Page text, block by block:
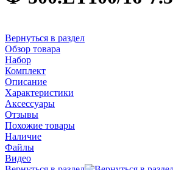
Вернуться в раздел
Обзор товара
Набор
Комплект
Описание
Характеристики
Аксессуары
Отзывы
Похожие товары
Наличие
Файлы
Видео